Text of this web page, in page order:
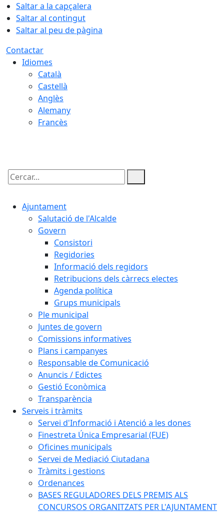
Saltar a la capçalera
Saltar al contingut
Saltar al peu de pàgina
Contactar
Idiomes
Català
Castellà
Anglès
Alemany
Francès
Cercar:
Ajuntament
Salutació de l'Alcalde
Govern
Consistori
Regidories
Informació dels regidors
Retribucions dels càrrecs electes
Agenda política
Grups municipals
Ple municipal
Juntes de govern
Comissions informatives
Plans i campanyes
Responsable de Comunicació
Anuncis / Edictes
Gestió Econòmica
Transparència
Serveis i tràmits
Servei d'Informació i Atenció a les dones
Finestreta Única Empresarial (FUE)
Oficines municipals
Servei de Mediació Ciutadana
Tràmits i gestions
Ordenances
BASES REGULADORES DELS PREMIS ALS
CONCURSOS ORGANITZATS PER L'AJUNTAMENT